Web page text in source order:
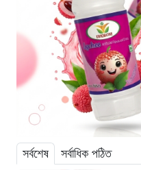
সর্বশেষ সর্বাধিক পঠিত